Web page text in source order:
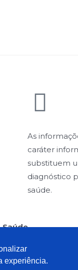
experiência.
As
caráter
substituem
diagnóstico
saúde.
Saúde